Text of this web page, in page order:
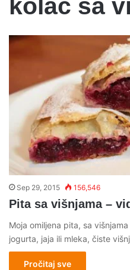
kolač sa
Sep 29, 2015 156,546
Pita sa višnjama –
Moja omiljena pita, sa
jogurta, jaja ili mleka, čiste
Pročitaj sve